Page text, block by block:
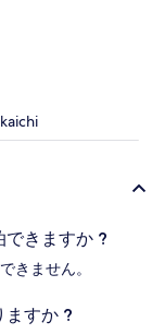
きますか ?
きません。
すか ?